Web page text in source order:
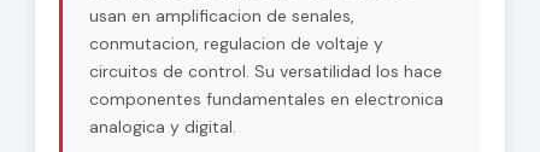
usan en amplificacion de senales,
conmutacion, regulacion de voltaje y
circuitos de control. Su versatilidad los hace
componentes fundamentales en electronica
analogica y digital.